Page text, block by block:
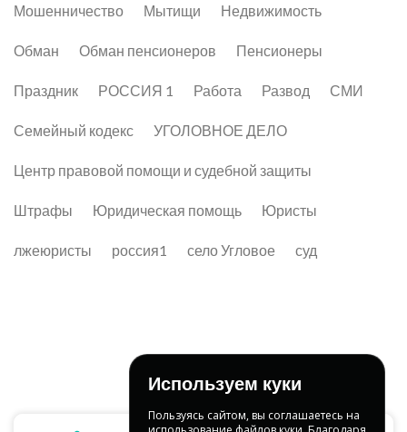
Мошенничество Мытищи Недвижимость
Обман Обман пенсионеров Пенсионеры
Праздник РОССИЯ 1 Работа Развод СМИ
Семейный кодекс УГОЛОВНОЕ ДЕЛО
Центр правовой помощи и судебной защиты
Штрафы Юридическая помощь Юристы
лжеюристы россия1 село Угловое суд
Используем куки
Пользуясь сайтом, вы соглашаетесь на